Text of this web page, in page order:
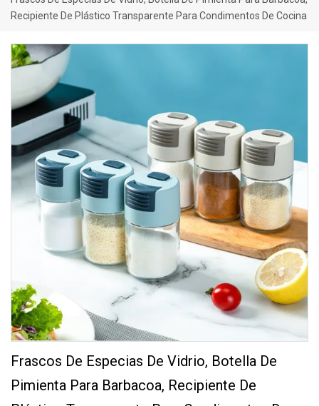
Recipiente De Plástico Transparente Para Condimentos De Cocina
Frascos De Especias De Vidrio, Botella De
Pimienta Para Barbacoa, Recipiente De